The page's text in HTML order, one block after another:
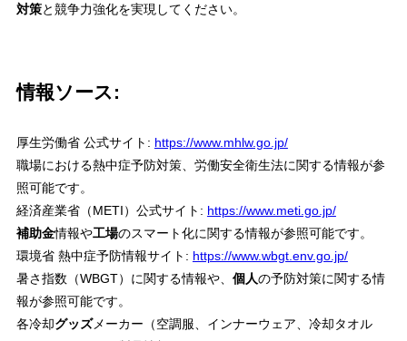
対策と競争力強化を実現してください。
情報ソース:
厚生労働省 公式サイト: https://www.mhlw.go.jp/
職場における熱中症予防対策、労働安全衛生法に関する情報が参
照可能です。
経済産業省（METI）公式サイト: https://www.meti.go.jp/
補助金情報や工場のスマート化に関する情報が参照可能です。
環境省 熱中症予防情報サイト: https://www.wbgt.env.go.jp/
暑さ指数（WBGT）に関する情報や、 個人の予防対策に関する情
報が参照可能です。
各冷却グッズメーカー（空調服、インナーウェア、冷却タオル